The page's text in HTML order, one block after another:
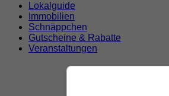
Lokalguide
Immobilien
Schnäppchen
Gutscheine & Rabatte
Veranstaltungen